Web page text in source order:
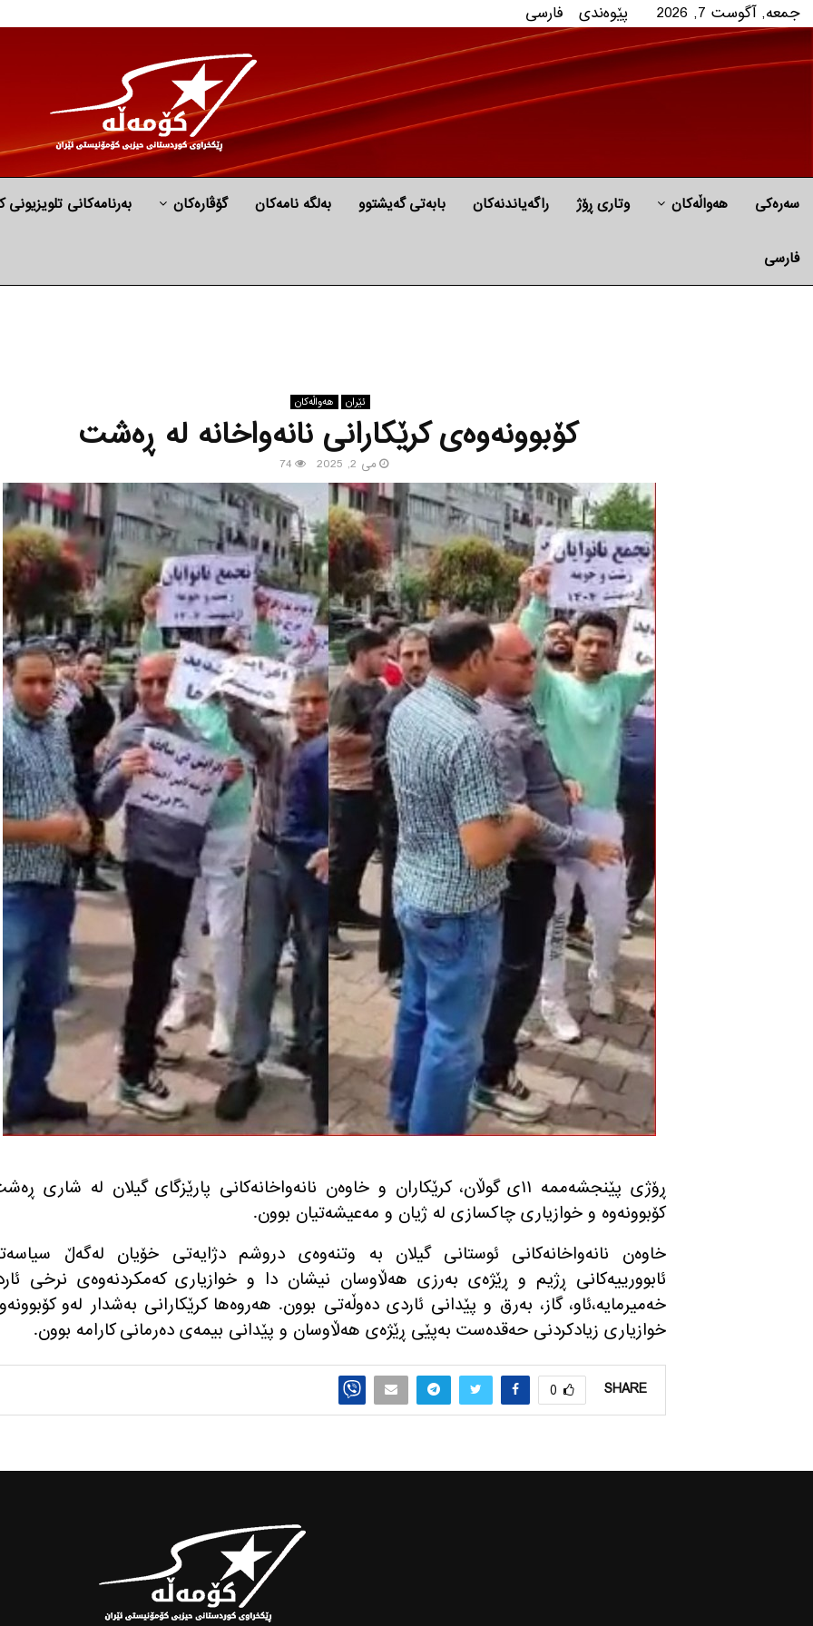
جمعه, آگوست 7, 2026 پێوه‌ندی فارسی
سەرەکی هه‌واڵه‌کان وتاری ڕۆژ راگه‌یاندنه‌كان بابه‌تی گه‌یشتوو به‌لگه‌ نامه‌كان گۆڤارەکان بەرنامەکانی تلویزیونی
فارسی
ئێران هه‌واڵه‌کان
كۆبوونه‌وه‌ی كرێكارانی نانه‌واخانه له‌ ڕه‌شت
می 2, 2025 74
ڕۆژی پێنجشه‌ممه‌ ١١ی گوڵان، كرێكاران و خاوه‌ن نانه‌واخانه‌كانی پارێزگای گیلان له‌ شاری
كۆبوونه‌وه‌ و خوازیاری چاكسازی له‌ ژیان و مه‌عیشه‌تیان بوون.
خاوه‌ن نانه‌واخانه‌كانی ئوستانی گیلان به‌ وتنه‌وه‌ی دروشم دژایه‌تی خۆیان له‌گه‌ڵ
ئابوورییه‌كانی ڕژیم و ڕێژه‌ی به‌رزی هه‌ڵاوسان نیشان دا و خوازیاری كه‌مكردنه‌وه‌ی نرخی
خه‌میرمایه‌،ئاو، گاز، به‌رق و پێدانی ئاردی ده‌وڵه‌تی بوون. هه‌روه‌ها كرێكارانی به‌شدار له‌و
خوازیاری زیادكردنی حه‌قده‌ست به‌پێی ڕێژه‌ی هه‌ڵاوسان و پێدانی بیمه‌ی ده‌رمانی كارامه‌ بوون.
SHARE
0